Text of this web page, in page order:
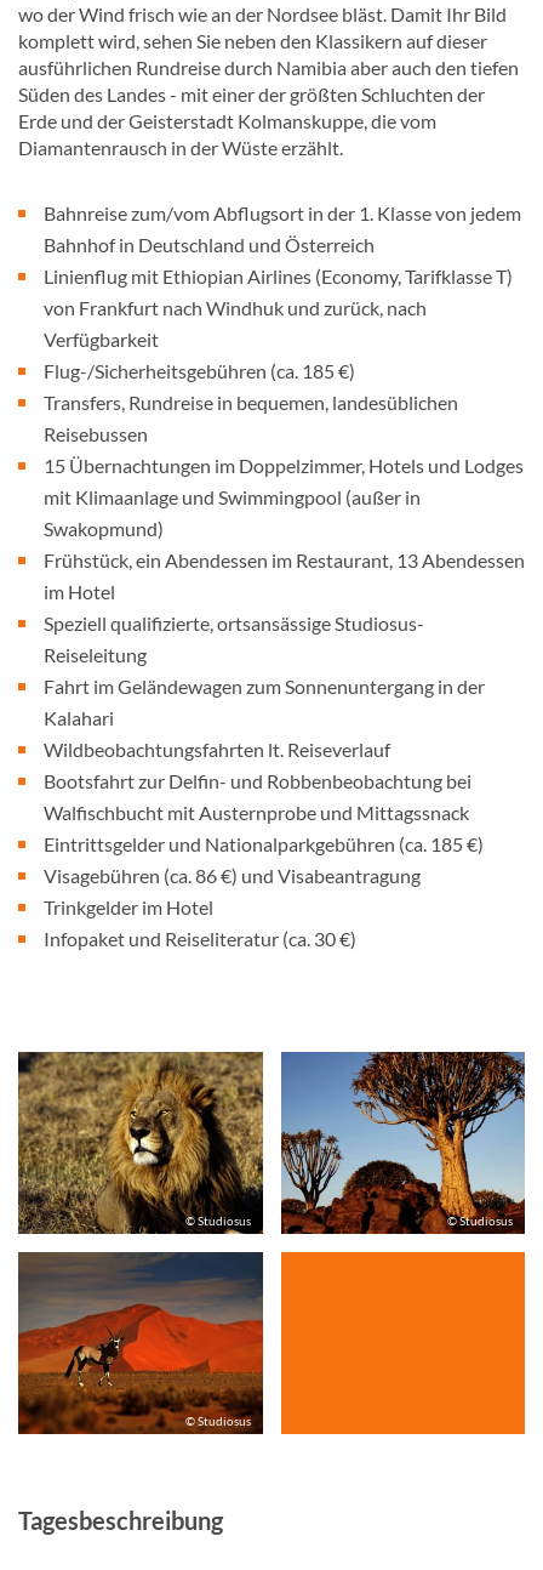
wo der Wind frisch wie an der Nordsee bläst. Damit Ihr Bild
komplett wird, sehen Sie neben den Klassikern auf dieser
ausführlichen Rundreise durch Namibia aber auch den tiefen
Süden des Landes - mit einer der größten Schluchten der
Erde und der Geisterstadt Kolmanskuppe, die vom
Diamantenrausch in der Wüste erzählt.
Bahnreise zum/vom Abflugsort in der 1. Klasse von jedem
Bahnhof in Deutschland und Österreich
Linienflug mit Ethiopian Airlines (Economy, Tarifklasse T)
von Frankfurt nach Windhuk und zurück, nach
Verfügbarkeit
Flug-/Sicherheitsgebühren (ca. 185 €)
Transfers, Rundreise in bequemen, landesüblichen
Reisebussen
15 Übernachtungen im Doppelzimmer, Hotels und Lodges
mit Klimaanlage und Swimmingpool (außer in
Swakopmund)
Frühstück, ein Abendessen im Restaurant, 13 Abendessen
im Hotel
Speziell qualifizierte, ortsansässige Studiosus-
Reiseleitung
Fahrt im Geländewagen zum Sonnenuntergang in der
Kalahari
Wildbeobachtungsfahrten lt. Reiseverlauf
Bootsfahrt zur Delfin- und Robbenbeobachtung bei
Walfischbucht mit Austernprobe und Mittagssnack
Eintrittsgelder und Nationalparkgebühren (ca. 185 €)
Visagebühren (ca. 86 €) und Visabeantragung
Trinkgelder im Hotel
Infopaket und Reiseliteratur (ca. 30 €)
© Studiosus © Studiosus
© Studiosus
Tagesbeschreibung